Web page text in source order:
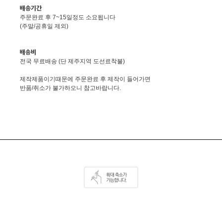
배송기간
주문완료 후 7~15일정도 소요됩니다
(주말/공휴일 제외)
배송비
전국 무료배송 (단 제주지역 도선료착불)
제작제품이기때문에 주문완료 후 제작이 들어가면
반품/취소가 불가하오니 참고바랍니다.